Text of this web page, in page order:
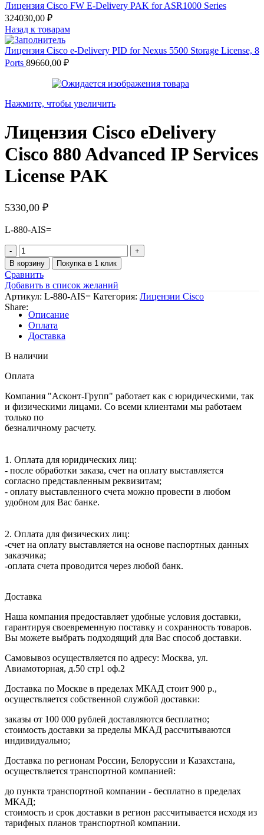
Лицензия Cisco FW E-Delivery PAK for ASR1000 Series
324030,00 ₽
Назад к товарам
Лицензия Cisco e-Delivery PID for Nexus 5500 Storage License, 8
Ports 89660,00 ₽
Нажмите, чтобы увеличить
Лицензия Cisco eDelivery
Cisco 880 Advanced IP Services
License PAK
5330,00 ₽
L-880-AIS=
Количество
товара
Лицензия
Cisco
eDelivery
Cisco
880
Advanced
IP
License
В корзину Покупка в 1 клик
Сравнить
Добавить в список желаний
Артикул: L-880-AIS= Категория: Лицензии Cisco
Share:
Описание
Оплата
Доставка
В наличии
Оплата
Компания "Асконт-Групп" работает как с юридическими, так
и физическими лицами. Со всеми клиентами мы работаем
только по
безналичному расчету.
1. Оплата для юридических лиц:
- после обработки заказа, счет на оплату выставляется
согласно представленным реквизитам;
- оплату выставленного счета можно провести в любом
удобном для Вас банке.
2. Оплата для физических лиц:
-счет на оплату выставляется на основе паспортных данных
заказчика;
-оплата счета проводится через любой банк.
Доставка
Наша компания предоставляет удобные условия доставки,
гарантируя своевременную поставку и сохранность товаров.
Вы можете выбрать подходящий для Вас способ доставки.
Самовывоз осуществляется по адресу: Москва, ул.
Авиамоторная, д.50 стр1 оф.2
Доставка по Москве в пределах МКАД стоит 900 р.,
осуществляется собственной службой доставки:
заказы от 100 000 рублей доставляются бесплатно;
cтоимость доставки за пределы МКАД рассчитываются
индивидуально;
Доставка по регионам России, Белоруссии и Казахстана,
осуществляется транспортной компанией:
до пункта транспортной компании - бесплатно в пределах
МКАД;
стоимость и срок доставки в регион рассчитывается исходя из
тарифных планов транспортной компании.